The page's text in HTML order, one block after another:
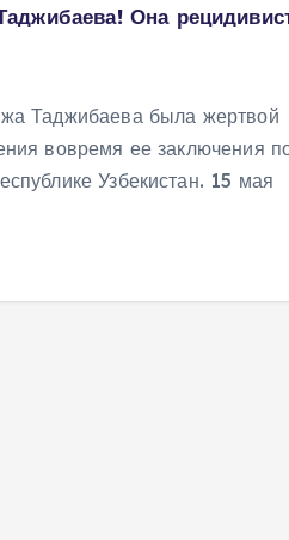
Она
была жертвой
вовремя ее заключения
Узбекистан. 15 мая